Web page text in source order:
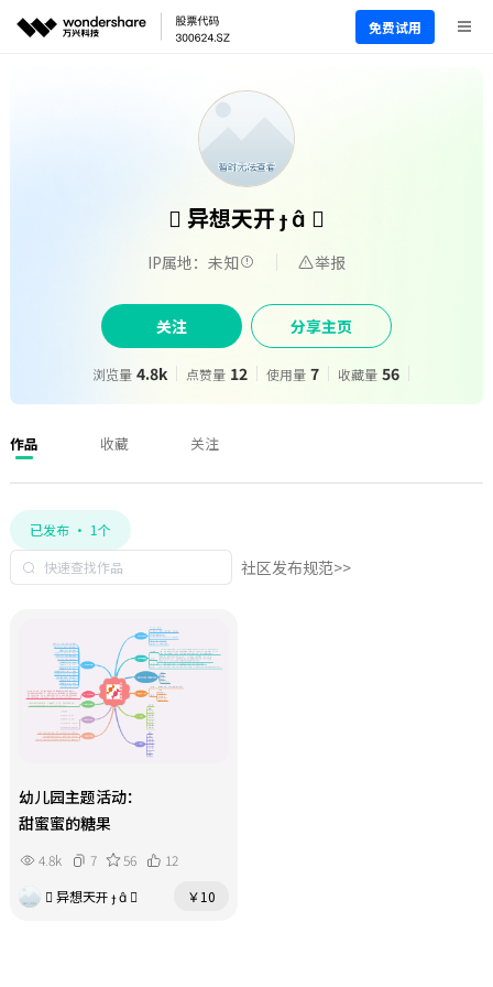
免费试用
 异想天开   
IP属地：未知 举报
关注 分享主页
浏览量 4.8k 点赞量 12 使用量 7 收藏量 56
作品 收藏 关注
已发布 · 1个
社区发布规范>>
幼儿园主题活动：
甜蜜蜜的糖果
4.8k 7 56
12
 异想天开   
￥10